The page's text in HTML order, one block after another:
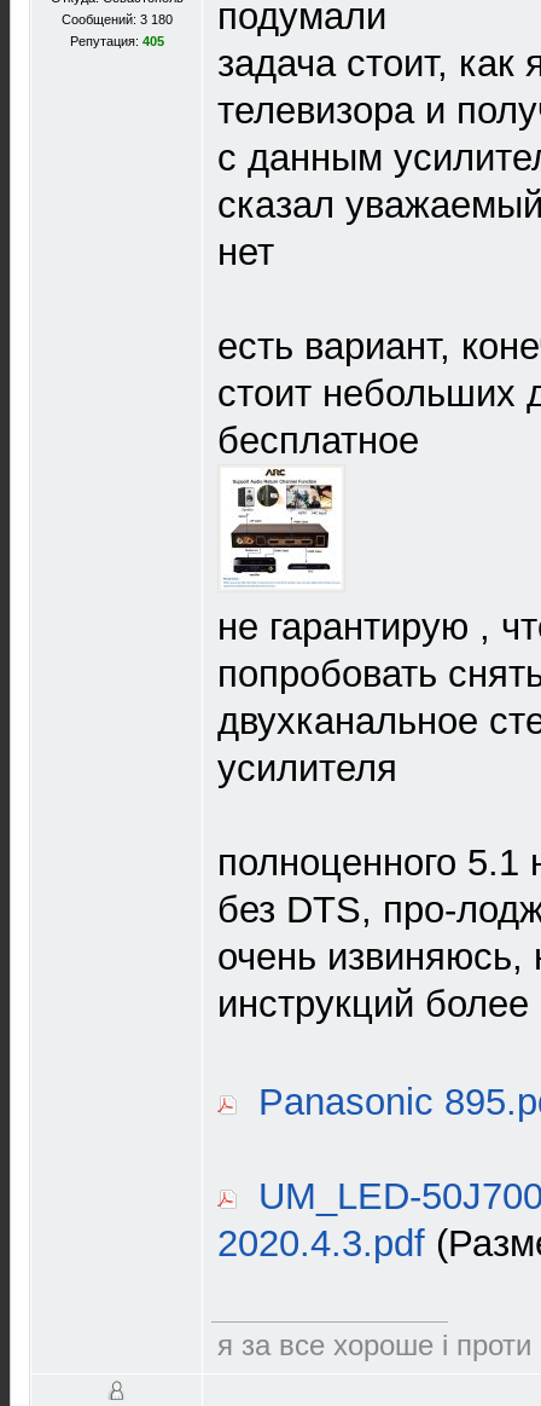
Сообщений: 3 180
Репутация: 405
подумали
задача стоит,
телевизора и
с данным
сказал
нет
есть вариант,
стоит небольших
бесплатное
не гарантирую ,
попробовать
двухканальное
усилителя
полноценного 5.1
без DTS, про-
очень
инструкций
Panasonic
UM_LED-
2020.4.3.pdf
я за все хороше і проти